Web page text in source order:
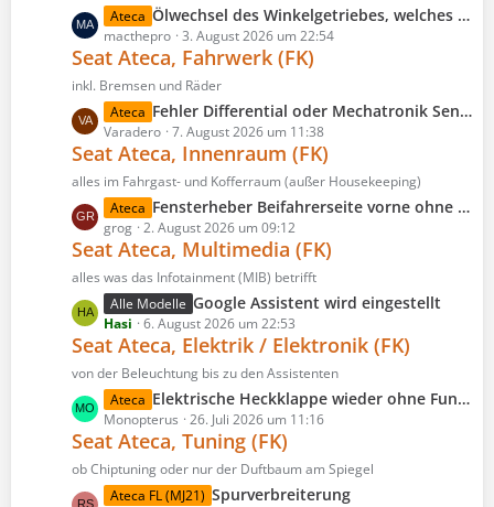
e
B
i
t
r
ä
g
e
L
e
t
z
e
B
i
t
r
ä
g
e
Ateca Ölwechsel des Winkelgetriebes, welches Öl?
macthepro 3. August 2026 um 22:54
Seat Ateca, Fahrwerk (FK)
inkl. Bremsen und Räder
L
e
t
z
e
B
i
t
r
ä
g
e
Ateca Fehler Differential oder Mechatronik Sensoren?
Varadero 7. August 2026 um 11:38
Seat Ateca, Innenraum (FK)
alles im Fahrgast- und Kofferraum (außer Housekeeping)
L
e
t
z
e
B
i
t
r
ä
g
e
Ateca Fensterheber Beifahrerseite vorne ohne Funktion
grog 2. August 2026 um 09:12
Seat Ateca, Multimedia (FK)
alles was das Infotainment (MIB) betrifft
L
e
t
z
e
B
i
t
Alle Modelle Google Assistent wird eingestellt
Hasi 6. August 2026 um 22:53
Seat Ateca, Elektrik / Elektronik (FK)
von der Beleuchtung bis zu den Assistenten
L
e
t
z
Ateca Elektrische Heckklappe wieder ohne Funktion
Monopterus 26. Juli 2026 um 11:16
Seat Ateca, Tuning (FK)
ob Chiptuning oder nur der Duftbaum am Spiegel
L
Ateca FL (MJ21) Spurverbreiterung